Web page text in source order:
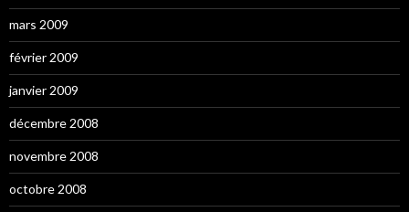
mars 2009
février 2009
janvier 2009
décembre 2008
novembre 2008
octobre 2008